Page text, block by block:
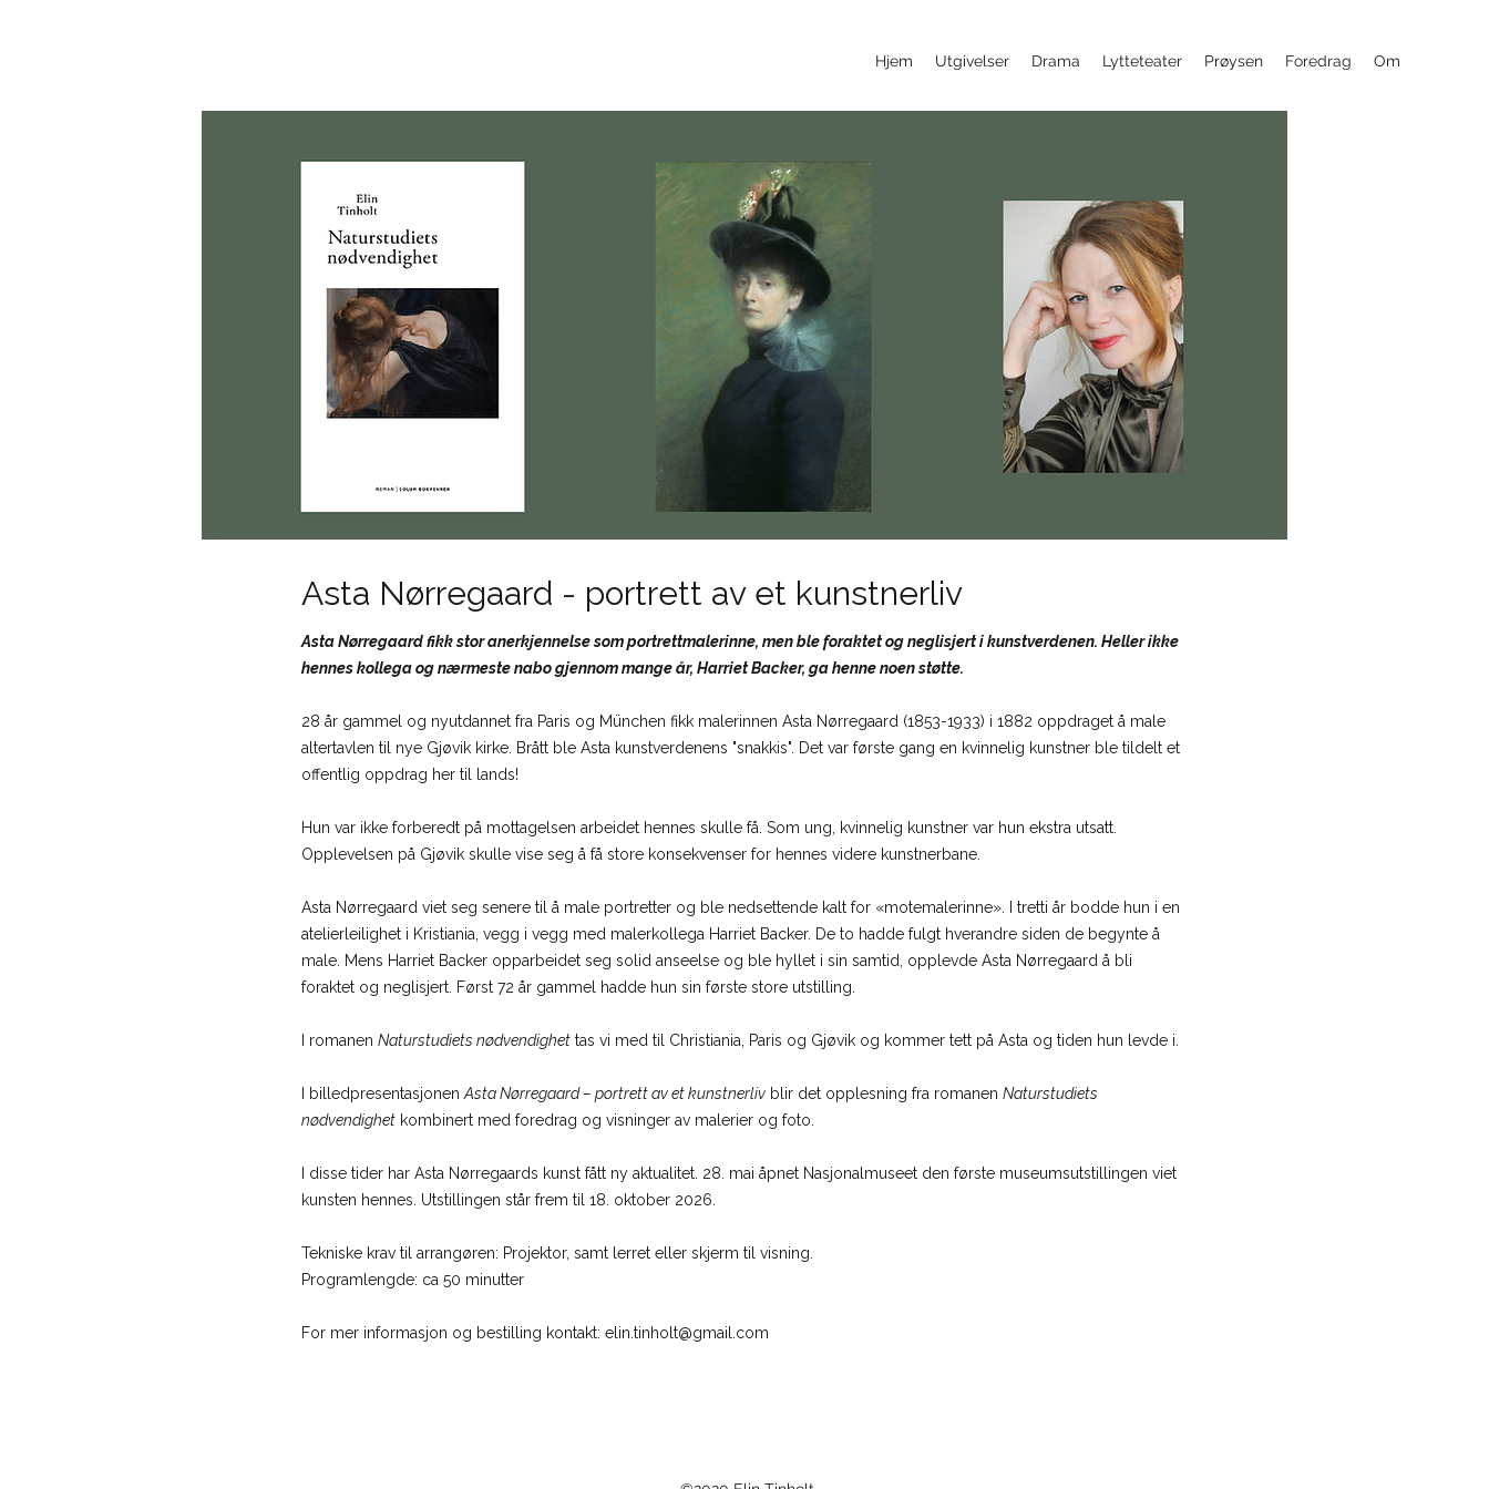
Hjem Utgivelser Drama Lytteteater Prøysen Foredrag Om
Asta Nørregaard - portrett av et kunstnerliv
Asta Nørregaard fikk stor anerkjennelse som portrettmalerinne, men ble foraktet og neglisjert i kunstverdenen. Heller ikke
hennes kollega og nærmeste nabo gjennom mange år, Harriet Backer, ga henne noen støtte.
28 år gammel og nyutdannet fra Paris og München fikk malerinnen Asta Nørregaard (1853-1933) i 1882 oppdraget å male
altertavlen til nye Gjøvik kirke. Brått ble Asta kunstverdenens "snakkis". Det var første gang en kvinnelig kunstner ble tildelt et
offentlig oppdrag her til lands!
Hun var ikke forberedt på mottagelsen arbeidet hennes skulle få. Som ung, kvinnelig kunstner var hun ekstra utsatt.
Opplevelsen på Gjøvik skulle vise seg å få store konsekvenser for hennes videre kunstnerbane.
Asta Nørregaard viet seg senere til å male portretter og ble nedsettende kalt for «motemalerinne». I tretti år bodde hun i en
atelierleilighet i Kristiania, vegg i vegg med malerkollega Harriet Backer. De to hadde fulgt hverandre siden de begynte å
male. Mens Harriet Backer opparbeidet seg solid anseelse og ble hyllet i sin samtid, opplevde Asta Nørregaard å bli
foraktet og neglisjert. Først 72 år gammel hadde hun sin første store utstilling.
I romanen Naturstudiets nødvendighet tas vi med til Christiania, Paris og Gjøvik og kommer tett på Asta og tiden hun levde i.
I billedpresentasjonen Asta Nørregaard – portrett av et kunstnerliv blir det opplesning fra romanen Naturstudiets
nødvendighet kombinert med foredrag og visninger av malerier og foto.
I disse tider har Asta Nørregaards kunst fått ny aktualitet. 28. mai åpnet Nasjonalmuseet den første museumsutstillingen viet
kunsten hennes. Utstillingen står frem til 18. oktober 2026.
Tekniske krav til arrangøren: Projektor, samt lerret eller skjerm til visning.
Programlengde: ca 50 minutter
For mer informasjon og bestilling kontakt: elin.tinholt@gmail.com